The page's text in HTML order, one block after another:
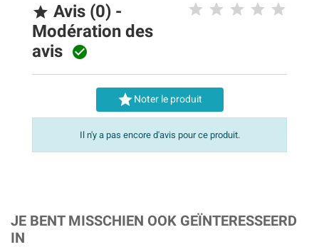
 Avis (0) -
Modération des
avis 
Noter le produit
Il n'y a pas encore d'avis pour ce produit.
JE BENT MISSCHIEN OOK GEÏNTERESSEERD
IN